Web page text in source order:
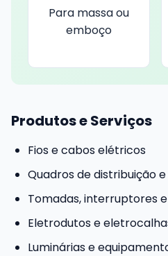
Para massa ou
emboço
Produtos e Serviços
Fios e cabos elétricos
Quadros de distribuição
Tomadas, interruptores
Eletrodutos e
Luminárias e